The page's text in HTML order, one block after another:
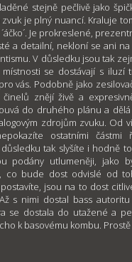
stejně pečlivě jako
zvuk je plný nuancí. Kraluje
Je prokreslené,
a detailní, nekloní se ani
V důsledku jsou tak
se dostávají s iluzí
vás. Podobně jako
znějí živě a
do druhého plánu a
zdrojům zvuku. Od
ostatními
tak slyšíte i hodně
podány utlumeněji, jako
co bude dost odvislé od
jsou na to dost
s nimi dostal bass
se dostala do utažené a
k basovému kombu.